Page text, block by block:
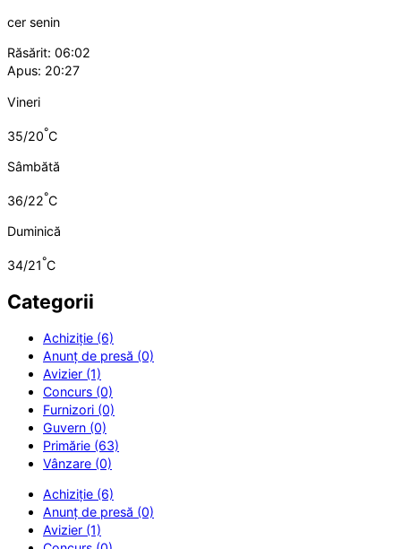
cer senin
Răsărit: 06:02
Apus: 20:27
Vineri
35/20°C
Sâmbătă
36/22°C
Duminică
34/21°C
Categorii
Achiziție (6)
Anunț de presă (0)
Avizier (1)
Concurs (0)
Furnizori (0)
Guvern (0)
Primărie (63)
Vânzare (0)
Achiziție (6)
Anunț de presă (0)
Avizier (1)